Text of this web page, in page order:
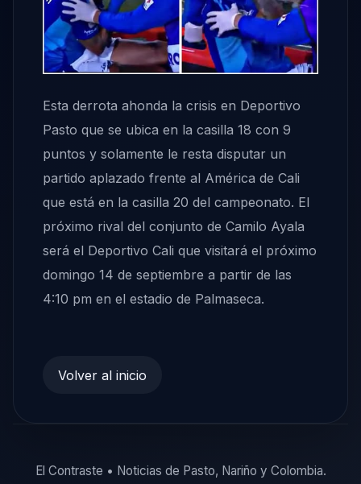
Esta derrota ahonda la crisis en Deportivo
Pasto que se ubica en la casilla 18 con 9
puntos y solamente le resta disputar un
partido aplazado frente al América de Cali
que está en la casilla 20 del campeonato. El
próximo rival del conjunto de Camilo Ayala
será el Deportivo Cali que visitará el próximo
domingo 14 de septiembre a partir de las
4:10 pm en el estadio de Palmaseca.
Volver al inicio
El Contraste • Noticias de Pasto, Nariño y Colombia.